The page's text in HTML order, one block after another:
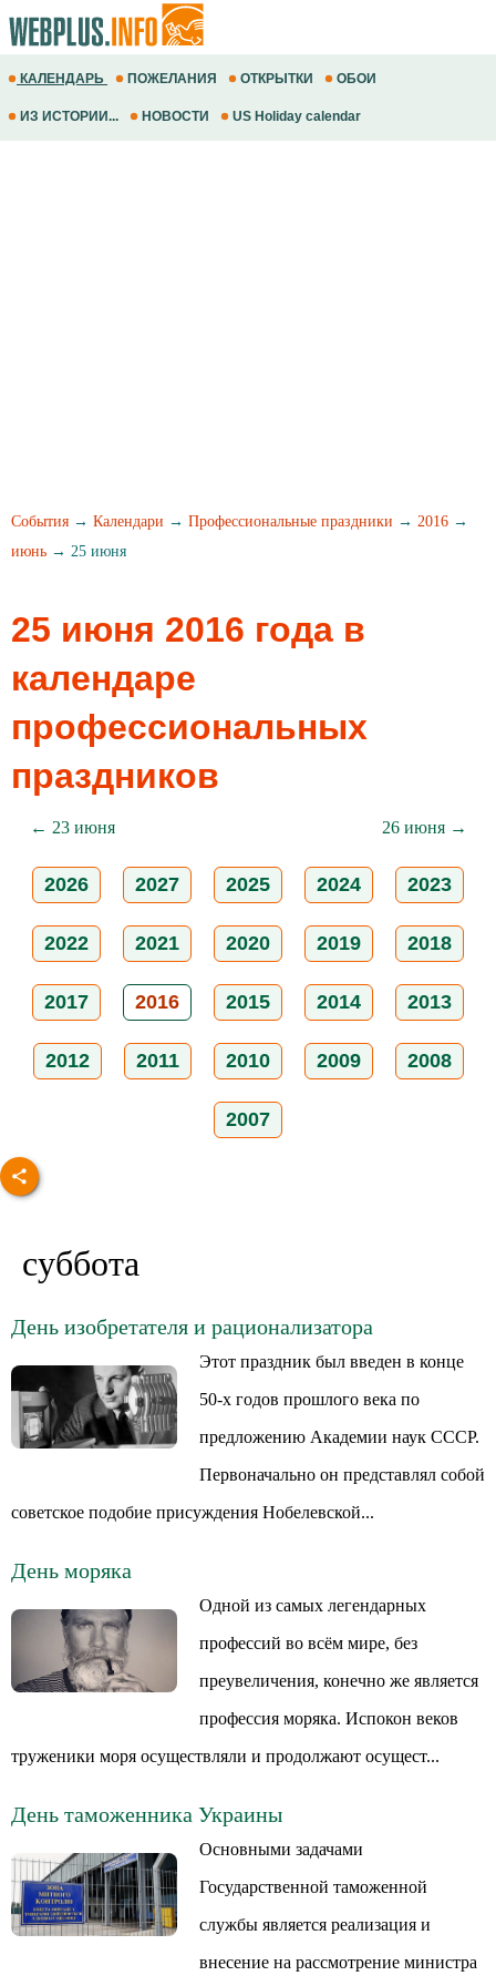
КАЛЕНДАРЬ ПОЖЕЛАНИЯ ОТКРЫТКИ ОБОИ
ИЗ ИСТОРИИ... НОВОСТИ US Holiday calendar
События → Календари → Профессиональные праздники → 2016 →
июнь → 25 июня
25 июня 2016 года в
календаре
профессиональных
праздников
← 23 июня 26 июня →
2026 2027 2025 2024 2023
2022 2021 2020 2019 2018
2017 2016 2015 2014 2013
2012 2011 2010 2009 2008
2007
суббота
День изобретателя и рационализатора
Этот праздник был введен в конце
50-х годов прошлого века по
предложению Академии наук СССР.
Первоначально он представлял собой
советское подобие присуждения Нобелевской...
День моряка
Одной из самых легендарных
профессий во всём мире, без
преувеличения, конечно же является
профессия моряка. Испокон веков
труженики моря осуществляли и продолжают осущест...
День таможенника Украины
Основными задачами
Государственной таможенной
службы является реализация и
внесение на рассмотрение министра